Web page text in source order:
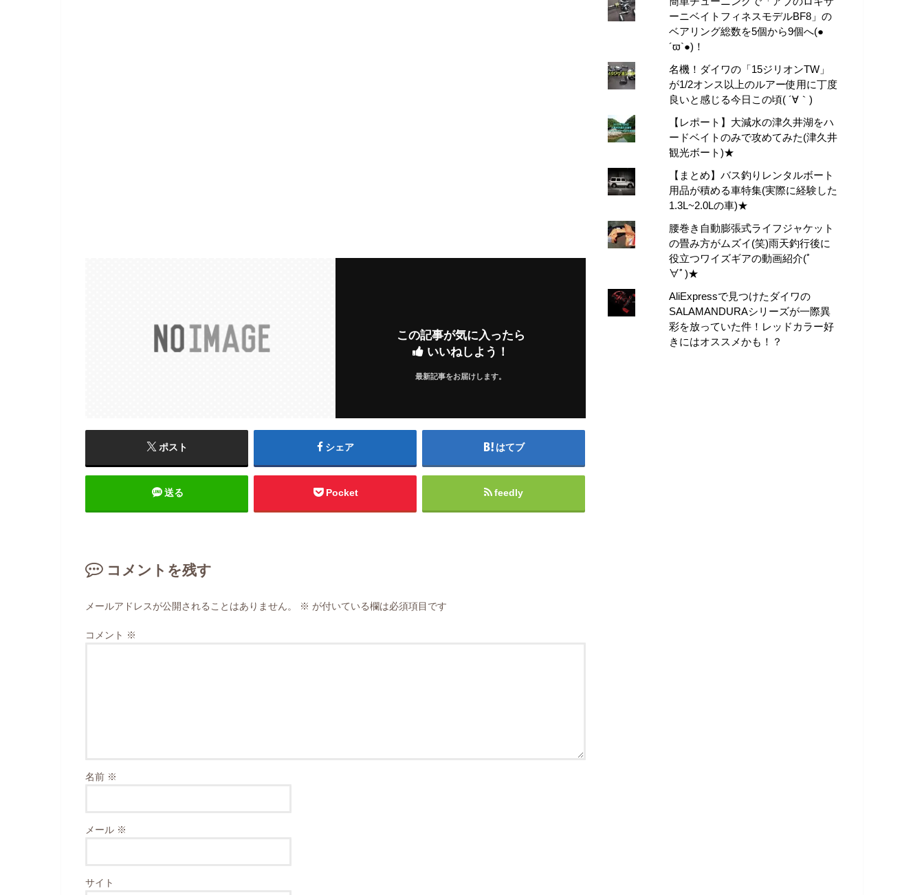
この記事が気に入ったら
いいねしよう！
最新記事をお届けします。
ポスト シェア はてブ
送る Pocket feedly
コメントを残す
メールアドレスが公開されることはありません。 ※ が付いている欄は必須項目です
コメント ※
名前 ※
メール ※
サイト
ーニベイトフィネスモデルBF8」の
ベアリング総数を5個から9個へ(●
´ϖ`●)！
名機！ダイワの「15ジリオンTW」
が1/2オンス以上のルアー使用に丁度
良いと感じる今日この頃( ´∀｀)
【レポート】大減水の津久井湖をハ
ードベイトのみで攻めてみた(津久井
観光ボート)★
【まとめ】バス釣りレンタルボート
用品が積める車特集(実際に経験した
1.3L~2.0Lの車)★
腰巻き自動膨張式ライフジャケット
の畳み方がムズイ(笑)雨天釣行後に
役立つワイズギアの動画紹介(ﾟ
∀ﾟ)★
AliExpressで見つけたダイワの
SALAMANDURAシリーズが一際異
彩を放っていた件！レッドカラー好
きにはオススメかも！？